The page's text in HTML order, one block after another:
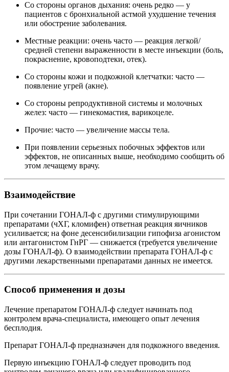
Со стороны органов дыхания: очень редко — у
пациентов с бронхиальной астмой ухудшение течения
или обострение заболевания.
Местные реакции: очень часто — реакция легкой/
средней степени выраженности в месте инъекции (боль,
покраснение, кровоподтеки, отек).
Со стороны кожи и подкожной клетчатки: часто —
появление угрей (акне).
Со стороны репродуктивной системы и молочных
желез: часто — гинекомастия, варикоцеле.
Прочие: часто — увеличение массы тела.
При появлении серьезных побочных эффектов или
эффектов, не описанных выше, необходимо сообщить об
этом лечащему врачу.
Взаимодействие
При сочетании ГОНАЛ-ф с другими стимулирующими
препаратами (чХГ, кломифен) ответная реакция яичников
усиливается; на фоне десенсибилизации гипофиза агонистом
или антагонистом ГнРГ — снижается (требуется увеличение
дозы ГОНАЛ-ф). О взаимодействии препарата ГОНАЛ-ф с
другими лекарственными препаратами данных не имеется.
Способ применения и дозы
Лечение препаратом ГОНАЛ-ф следует начинать под
контролем врача-специалиста, имеющего опыт лечения
бесплодия.
Препарат ГОНАЛ-ф предназначен для подкожного введения.
Первую инъекцию ГОНАЛ-ф следует проводить под